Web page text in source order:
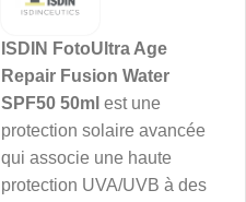
ISDIN FotoUltra Age
Repair Fusion Water
SPF50 50ml est une
protection solaire avancée
qui associe une haute
protection UVA/UVB à des